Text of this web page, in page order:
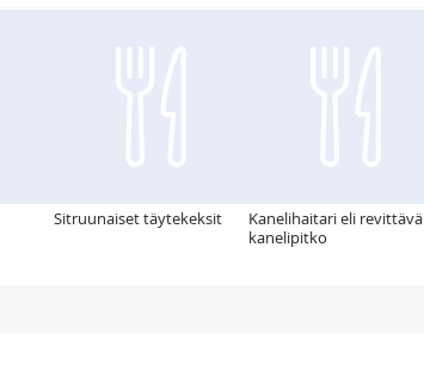
Sitruunaiset täytekeksit
Kanelihaitari eli revittävä
kanelipitko